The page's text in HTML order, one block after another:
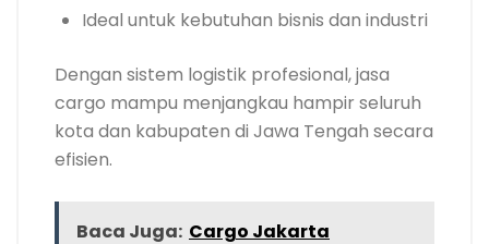
Ideal untuk kebutuhan bisnis dan industri
Dengan sistem logistik profesional, jasa
cargo mampu menjangkau hampir seluruh
kota dan kabupaten di Jawa Tengah secara
efisien.
Baca Juga: Cargo Jakarta